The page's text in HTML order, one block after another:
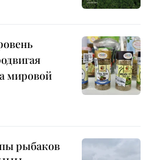
мировой
рыбаков